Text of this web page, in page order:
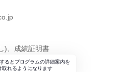
)、成績証明書
るとプログラムの詳細案内を
取れるようになります